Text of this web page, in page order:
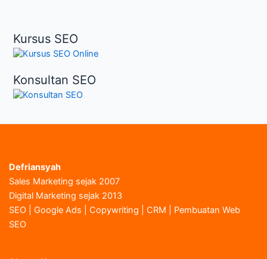
Kursus SEO
Konsultan SEO
Defriansyah
Sales Marketing sejak 2007
Digital Marketing sejak 2013
SEO | Google Ads | Copywriting | CRM | Pembuatan Web
SEO